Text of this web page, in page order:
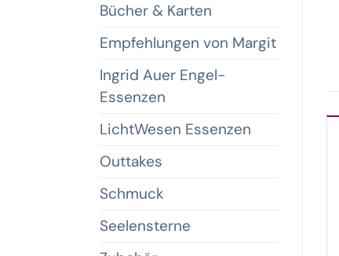
Bücher & Karten
Empfehlungen von Margit
Ingrid Auer Engel-
Essenzen
LichtWesen Essenzen
Outtakes
Schmuck
Seelensterne